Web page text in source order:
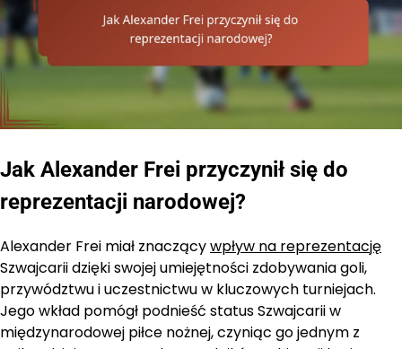
Jak Alexander Frei przyczynił się do
reprezentacji narodowej?
Alexander Frei miał znaczącywpływ na reprezentację
Szwajcarii dzięki swojej umiejętności zdobywania goli,
przywództwu i uczestnictwu w kluczowych turniejach.
Jego wkład pomógł podnieść status Szwajcarii w
międzynarodowej piłce nożnej, czyniąc go jednym z